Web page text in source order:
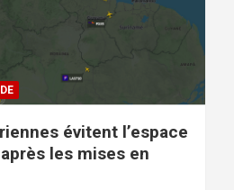
évitent l’espace
les mises en